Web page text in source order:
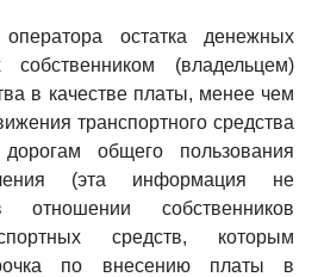
остатка денежных
собственником (владельцем)
в качестве платы, менее чем
транспортного средства
общего пользования
(эта информация не
отношении собственников
средств, которым
по внесению платы в